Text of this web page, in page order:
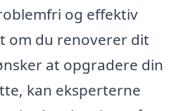
og effektiv
om du renoverer dit
at opgradere din
kan eksperterne